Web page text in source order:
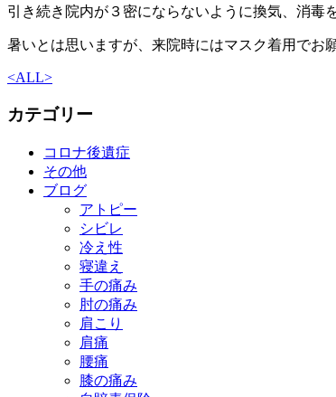
引き続き院内が３密にならないように換気、消毒
暑いとは思いますが、来院時にはマスク着用でお
<ALL>
カテゴリー
コロナ後遺症
その他
ブログ
アトピー
シビレ
冷え性
寝違え
手の痛み
肘の痛み
肩こり
肩痛
腰痛
膝の痛み